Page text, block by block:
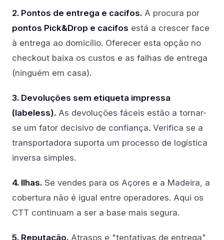
2. Pontos de entrega e cacifos. A procura por
pontos Pick&Drop e cacifos está a crescer face
à entrega ao domicílio. Oferecer esta opção no
checkout baixa os custos e as falhas de entrega
(ninguém em casa).
3. Devoluções sem etiqueta impressa
(labeless). As devoluções fáceis estão a tornar-
se um fator decisivo de confiança. Verifica se a
transportadora suporta um processo de logística
inversa simples.
4. Ilhas. Se vendes para os Açores e a Madeira, a
cobertura não é igual entre operadores. Aqui os
CTT continuam a ser a base mais segura.
5. Reputação. Atrasos e "tentativas de entrega"